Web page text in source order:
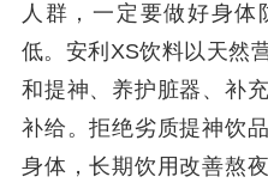
人群，一定要做好身
低。安利XS饮料以天然
和提神、养护脏器、补
补给。拒绝劣质提神饮
身体，长期饮用改善熬